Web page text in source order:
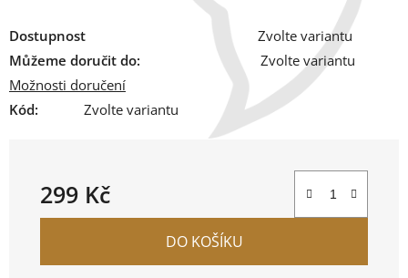
Dostupnost
Zvolte variantu
Můžeme doručit do:
Zvolte variantu
Možnosti doručení
Kód:
Zvolte variantu
299 Kč
Měrná cena:
DO KOŠÍKU